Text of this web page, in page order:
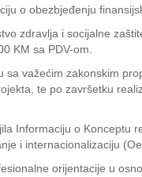
o obezbjeđenju
zdravlja i socijalne
KM sa PDV-om.
važećim zakonskim
te po završetku
Informaciju o Konceptu
i internacionalizaciju
orijentacije u